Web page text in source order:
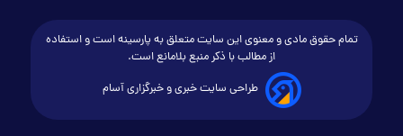
تمام حقوق مادی و معنوی این سایت متعلق به پارسینه است و استفاده
از مطالب با ذکر منبع بلامانع است.
طراحی سایت خبری و خبرگزاری آسام